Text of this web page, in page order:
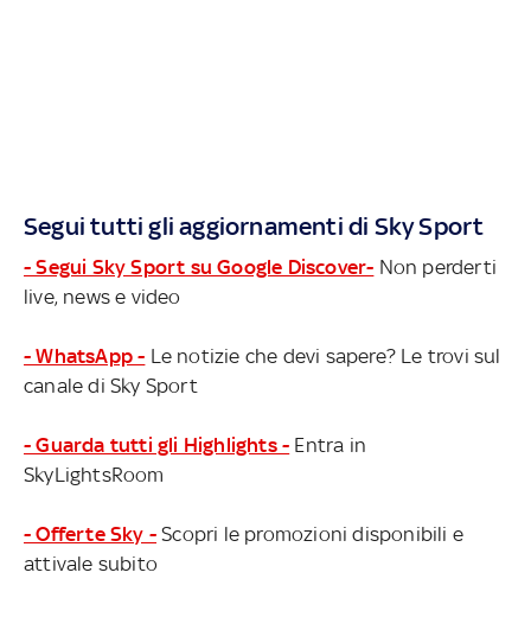
Segui tutti gli aggiornamenti di Sky Sport
- Segui Sky Sport su Google Discover- Non perderti
live, news e video
- WhatsApp - Le notizie che devi sapere? Le trovi sul
canale di Sky Sport
- Guarda tutti gli Highlights - Entra in
SkyLightsRoom
- Offerte Sky - Scopri le promozioni disponibili e
attivale subito